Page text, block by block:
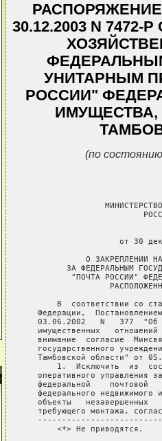
30.12.2003 N
УНИТАРНЫМ
РОССИИ"
(по
от 30
О ЗАКРЕПЛЕНИИ
ЗА ФЕДЕРАЛЬНЫМ
"ПОЧТА РОССИИ"
В  соответствии со
Федерации,
03.06.2002   N   377
имущественных
внимание  согласие
государственного
Тамбовской области" от
1.  Исключить  из
оперативного управления
федеральной    почтовой
федерального недвижимого
объекты   незавершенных
требующего монтажа,
       <*> Не приводятся.